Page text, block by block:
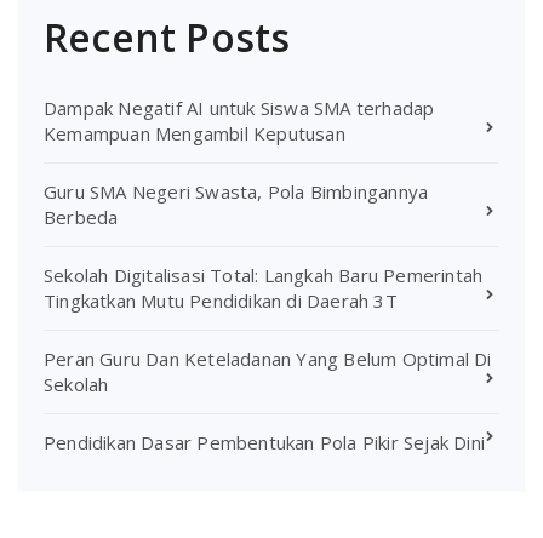
Recent Posts
Dampak Negatif AI untuk Siswa SMA terhadap
Kemampuan Mengambil Keputusan
Guru SMA Negeri Swasta, Pola Bimbingannya
Berbeda
Sekolah Digitalisasi Total: Langkah Baru Pemerintah
Tingkatkan Mutu Pendidikan di Daerah 3T
Peran Guru Dan Keteladanan Yang Belum Optimal Di
Sekolah
Pendidikan Dasar Pembentukan Pola Pikir Sejak Dini